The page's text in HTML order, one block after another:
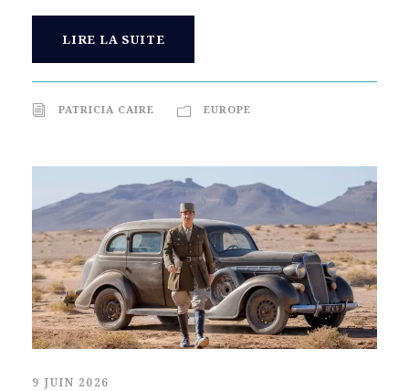
LIRE LA SUITE
PATRICIA CAIRE EUROPE
9 JUIN 2026